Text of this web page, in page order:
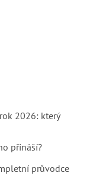
2026: který
přináší?
průvodce